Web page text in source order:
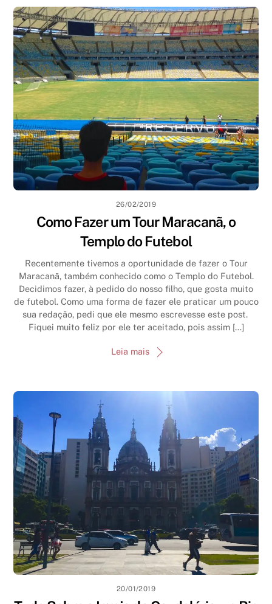
26/02/2019
Como Fazer um Tour Maracanã, o
Templo do Futebol
Recentemente tivemos a oportunidade de fazer o Tour
Maracanã, também conhecido como o Templo do Futebol.
Decidimos fazer, à pedido do nosso filho, que gosta muito
de futebol. Como uma forma de fazer ele praticar um pouco
sua redação, pedi que ele mesmo escrevesse este post.
Fiquei muito feliz por ele ter aceitado, pois assim […]
Leia mais
20/01/2019